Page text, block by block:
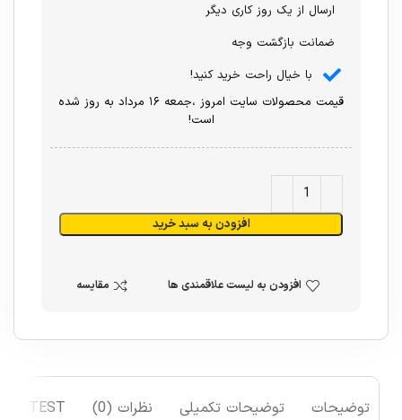
ارسال از یک روز کاری دیگر
ضمانت بازگشت وجه
با خیال راحت خرید کنید!
قیمت محصولات سایت امروز ،جمعه ۱۶ مرداد به روز شده
است!
افزودن به سبد خرید
افزودن به لیست علاقمندی ها مقایسه
توضیحات توضیحات تکمیلی نظرات (0) TEST